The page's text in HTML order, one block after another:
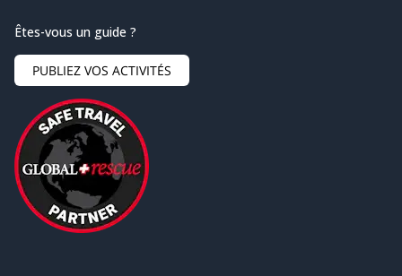
Êtes-vous un guide ?
PUBLIEZ VOS ACTIVITÉS